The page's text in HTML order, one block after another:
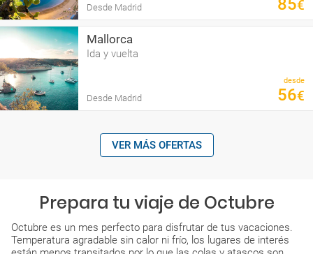
Desde Madrid 85€
Mallorca
Ida y vuelta
Desde Madrid
desde
56€
VER MÁS OFERTAS
Prepara tu viaje de Octubre
Octubre es un mes perfecto para disfrutar de tus vacaciones.
Temperatura agradable sin calor ni frío, los lugares de interés